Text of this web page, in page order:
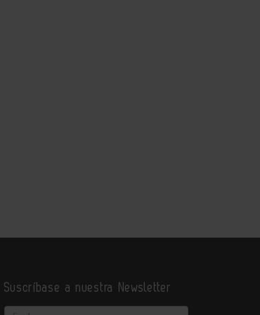
Suscríbase a nuestra Newsletter
Email